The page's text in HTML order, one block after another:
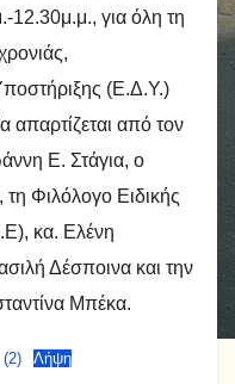
12.30μ.μ., για όλη τη
(Ε.Δ.Υ.)
από τον
Ε. Στάγια, ο
Φιλόλογο Ειδικής
κα. Ελένη
Δέσποινα και την
Μπέκα.
Λήψη